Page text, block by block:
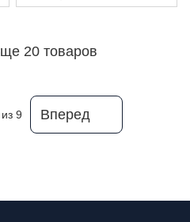
20 товаров
из 9 Вперед